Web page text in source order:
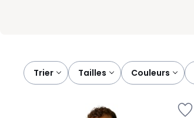
Trier tailles couleurs